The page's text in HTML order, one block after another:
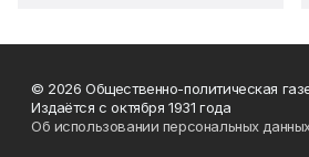
© 2026 Общественно-политическая
Издаётся с октября 1931 года
Об использовании персональных